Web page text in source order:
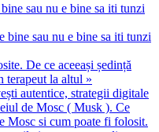
sau nu e bine sa iti tunzi
bine sau nu e bine sa iti tunzi
De ce aceeași ședință
terapeut la altul »
autentice, strategii digitale
de Mosc ( Musk ). Ce
Mosc si cum poate fi folosit.